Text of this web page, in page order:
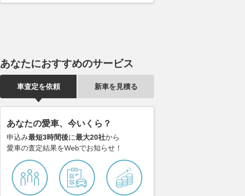
あなたにおすすめのサービス
車査定を依頼 新車を見積る
あなたの愛車、今いくら？
申込み最短3時間後に最大20社から
愛車の査定結果をWebでお知らせ！